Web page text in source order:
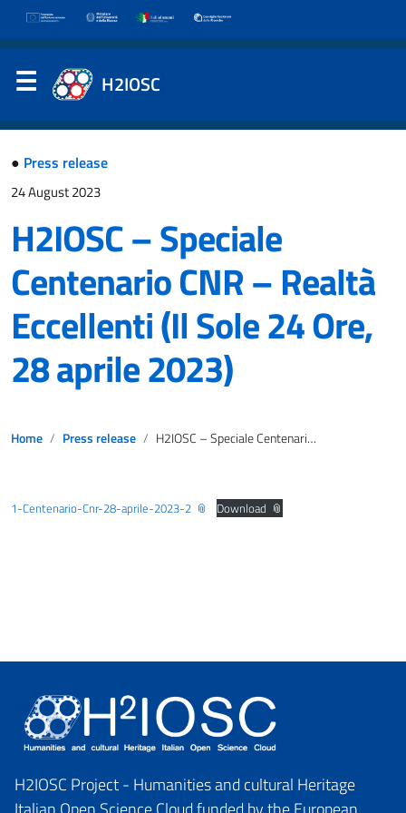
H2IOSC
● Press release
24 August 2023
H2IOSC – Speciale
Centenario CNR – Realtà
Eccellenti (Il Sole 24 Ore,
28 aprile 2023)
Home Press release H2IOSC – Speciale Centenario CNR – Realtà Eccellenti (Il Sole 24 Ore, 28 aprile 2023)
1-Centenario-Cnr-28-aprile-2023-2 Download
H2IOSC Project - Humanities and cultural Heritage